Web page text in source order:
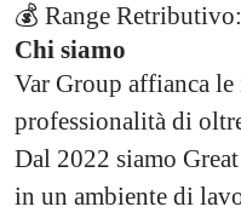
💰 Range
Chi siamo
Var Group affianca
professionalità di
Dal 2022 siamo
in un ambiente di